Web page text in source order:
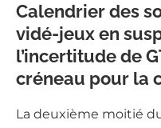
Calendrier des
vidé-jeux en
l’incertitude de
créneau pour la
La deuxième moitié